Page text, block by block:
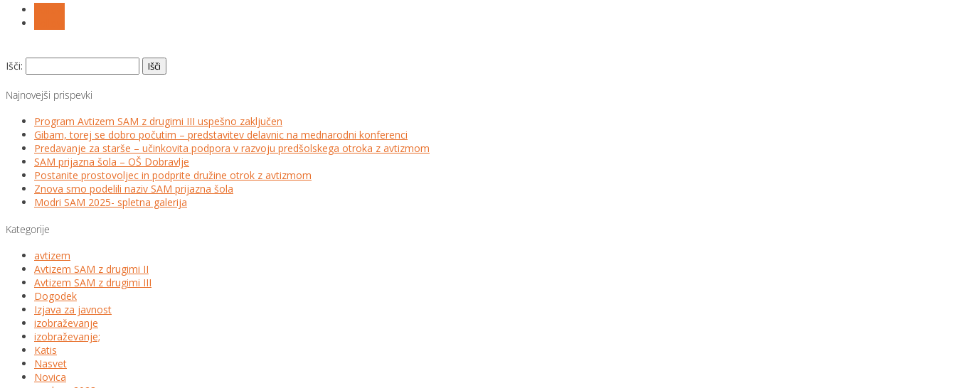
Išči:
Najnovejši prispevki
Program Avtizem SAM z drugimi III uspešno zaključen
Gibam, torej se dobro počutim – predstavitev delavnic na mednarodni konferenci
Predavanje za starše – učinkovita podpora v razvoju predšolskega otroka z avtizmom
SAM prijazna šola – OŠ Dobravlje
Postanite prostovoljec in podprite družine otrok z avtizmom
Znova smo podelili naziv SAM prijazna šola
Modri SAM 2025- spletna galerija
Kategorije
avtizem
Avtizem SAM z drugimi II
Avtizem SAM z drugimi III
Dogodek
Izjava za javnost
izobraževanje
izobraževanje;
Katis
Nasvet
Novica